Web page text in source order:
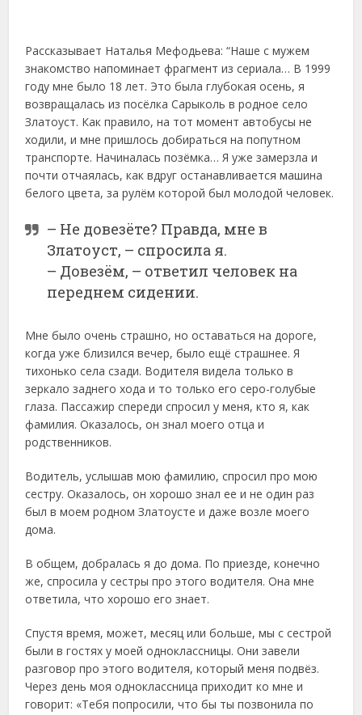
Рассказывает Наталья Мефодьева: “Наше с мужем
знакомство напоминает фрагмент из сериала… В 1999
году мне было 18 лет. Это была глубокая осень, я
возвращалась из посёлка Сарыколь в родное село
Златоуст. Как правило, на тот момент автобусы не
ходили, и мне пришлось добираться на попутном
транспорте. Начиналась позёмка… Я уже замерзла и
почти отчаялась, как вдруг останавливается машина
белого цвета, за рулём которой был молодой человек.
– Не довезёте? Правда, мне в
Златоуст, – спросила я.
– Довезём, – ответил человек на
переднем сидении.
Мне было очень страшно, но оставаться на дороге,
когда уже близился вечер, было ещё страшнее. Я
тихонько села сзади. Водителя видела только в
зеркало заднего хода и то только его серо-голубые
глаза. Пассажир спереди спросил у меня, кто я, как
фамилия. Оказалось, он знал моего отца и
родственников.
Водитель, услышав мою фамилию, спросил про мою
сестру. Оказалось, он хорошо знал ее и не один раз
был в моем родном Златоусте и даже возле моего
дома.
В общем, добралась я до дома. По приезде, конечно
же, спросила у сестры про этого водителя. Она мне
ответила, что хорошо его знает.
Спустя время, может, месяц или больше, мы с сестрой
были в гостях у моей одноклассницы. Они завели
разговор про этого водителя, который меня подвёз.
Через день моя одноклассница приходит ко мне и
говорит: «Тебя попросили, что бы ты позвонила по